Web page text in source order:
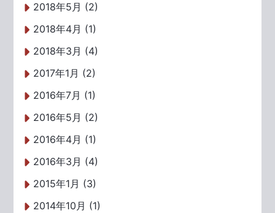
2018年5月 (2)
2018年4月 (1)
2018年3月 (4)
2017年1月 (2)
2016年7月 (1)
2016年5月 (2)
2016年4月 (1)
2016年3月 (4)
2015年1月 (3)
2014年10月 (1)